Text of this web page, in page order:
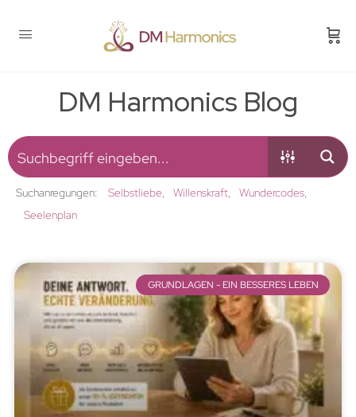
DM Harmonics Blog
Suchanregungen: Selbstliebe Willenskraft
Wundercodes
Seelenplan
GRUNDLAGEN - EIN BESSERES LEBEN